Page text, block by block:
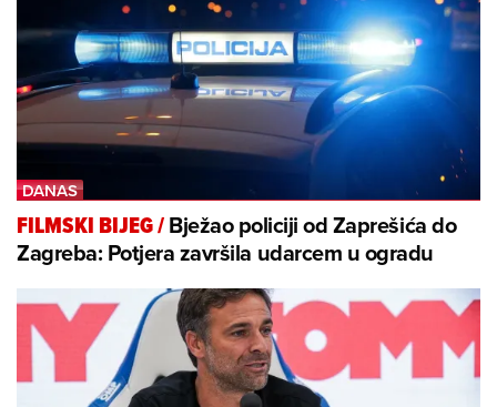
FILMSKI BIJEG/Bježao policiji od Zaprešića do
Zagreba: Potjera završila udarcem u ogradu